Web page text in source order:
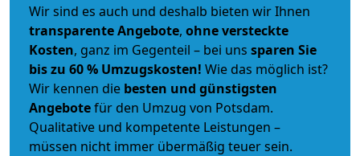
Wir sind es auch und deshalb bieten wir Ihnen
transparente Angebote, ohne versteckte
Kosten, ganz im Gegenteil – bei uns sparen Sie
bis zu 60 % Umzugskosten! Wie das möglich ist?
Wir kennen die besten und günstigsten
Angebotefür den Umzug von Potsdam.
Qualitative und kompetente Leistungen –
müssen nicht immer übermäßig teuer sein.